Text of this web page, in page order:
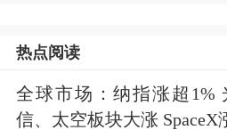
监会就依法开展对境
热点阅读
全球市场：纳指涨超1%
信、太空板块大涨 SpaceX